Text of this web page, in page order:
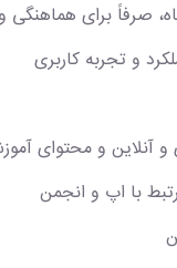
صرفاً برای
و تجربه کاربری
و محتوای
با اپ و انجمن